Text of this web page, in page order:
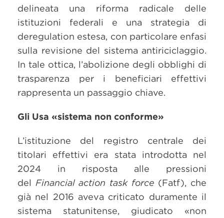
delineata una riforma radicale delle
istituzioni federali e una strategia di
deregulation estesa, con particolare enfasi
sulla revisione del sistema antiriciclaggio.
In tale ottica, l’abolizione degli obblighi di
trasparenza per i beneficiari effettivi
rappresenta un passaggio chiave.
Gli Usa «sistema non conforme»
L’istituzione del registro centrale dei
titolari effettivi era stata introdotta nel
2024 in risposta alle pressioni
del Financial action task force (Fatf), che
già nel 2016 aveva criticato duramente il
sistema statunitense, giudicato «non